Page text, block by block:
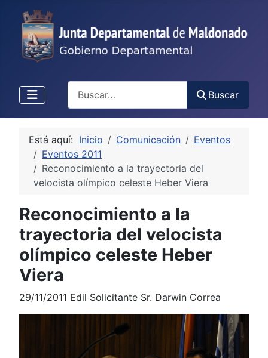
Buscar
Está aquí: Inicio Comunicación
Eventos
Eventos 2011
Reconocimiento a la trayectoria del
velocista olímpico celeste Heber Viera
Reconocimiento a la
trayectoria del velocista
olímpico celeste Heber
Viera
29/11/2011 Edil Solicitante Sr. Darwin Correa